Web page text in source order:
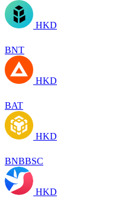
HKD
BNT
HKD
BAT
HKD
BNBBSC
HKD